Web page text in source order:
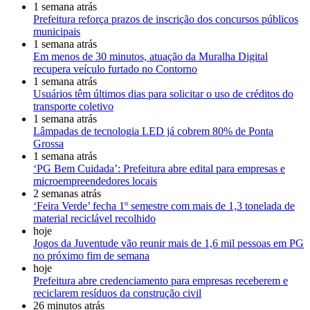
1 semana atrás
Prefeitura reforça prazos de inscrição dos concursos públicos
municipais
1 semana atrás
Em menos de 30 minutos, atuação da Muralha Digital
recupera veículo furtado no Contorno
1 semana atrás
Usuários têm últimos dias para solicitar o uso de créditos do
transporte coletivo
1 semana atrás
Lâmpadas de tecnologia LED já cobrem 80% de Ponta
Grossa
1 semana atrás
‘PG Bem Cuidada’: Prefeitura abre edital para empresas e
microempreendedores locais
2 semanas atrás
‘Feira Verde’ fecha 1º semestre com mais de 1,3 tonelada de
material reciclável recolhido
hoje
Jogos da Juventude vão reunir mais de 1,6 mil pessoas em PG
no próximo fim de semana
hoje
Prefeitura abre credenciamento para empresas receberem e
reciclarem resíduos da construção civil
26 minutos atrás